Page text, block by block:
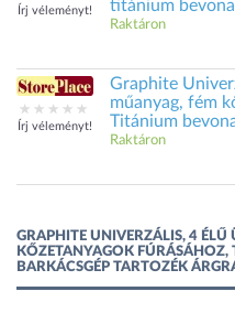
Írj véleményt!
titánium
Raktáron
Írj véleményt!
Graphite
műanyag, fém
Titánium
Raktáron
GRAPHITE UNIVERZÁLIS, 4 ÉLŰ
KŐZETANYAGOK
BARKÁCSGÉP TARTOZÉK